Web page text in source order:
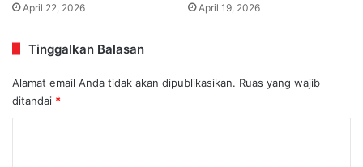
April 22, 2026 April 19, 2026
Tinggalkan Balasan
Alamat email Anda tidak akan dipublikasikan. Ruas yang wajib
ditandai *